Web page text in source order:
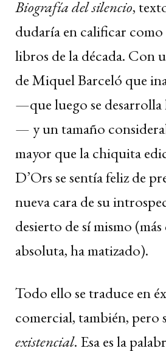
Biografía del silencio,
dudaría en calificar
libros de la década. Con
de Miquel Barceló que
—que luego se
— y un tamaño
mayor que la chiquita
D’Ors se sentía feliz de
nueva cara de su
desierto de sí mismo
absoluta, ha matizado).
Todo ello se traduce en
comercial, también, pero
existencial. Esa es la